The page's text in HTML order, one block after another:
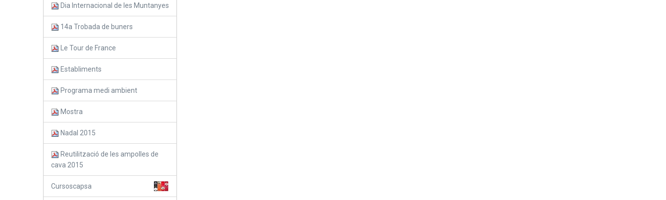
Dia Internacional de les Muntanyes
14a Trobada de buners
Le Tour de France
Establiments
Programa medi ambient
Mostra
Nadal 2015
Reutilització de les ampolles de
cava 2015
Cursoscapsa